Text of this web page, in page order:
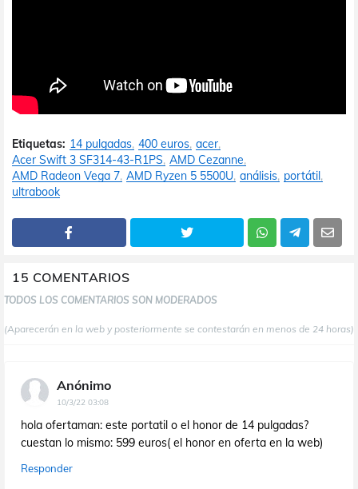
Etiquetas: 14 pulgadas 400 euros acer
Acer Swift 3 SF314-43-R1PS AMD Cezanne
AMD Radeon Vega 7 AMD Ryzen 5 5500U análisis portátil
ultrabook
15 COMENTARIOS
TODOS LOS COMENTARIOS SON MODERADOS
(Aparecerán en la web y posteriormente se contestarán en menos de 24 horas)
Anónimo
10/3/22 03:08
hola ofertaman: este portatil o el honor de 14 pulgadas?
cuestan lo mismo: 599 euros( el honor en oferta en la web)
Responder